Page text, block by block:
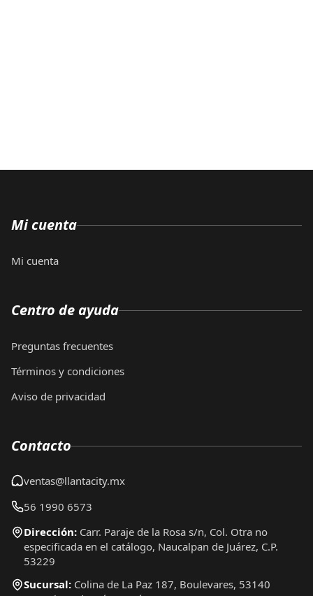
Mi cuenta
Mi cuenta
Centro de ayuda
Preguntas frecuentes
Términos y condiciones
Aviso de privacidad
Contacto
ventas@llantacity.mx
56 1990 6573
Dirección: Carr. Paraje de la Rosa s/n, Col. Otra no
especificada en el catálogo, Naucalpan de Juárez, C.P.
53229
Sucursal: Colina de La Paz 187, Boulevares, 53140